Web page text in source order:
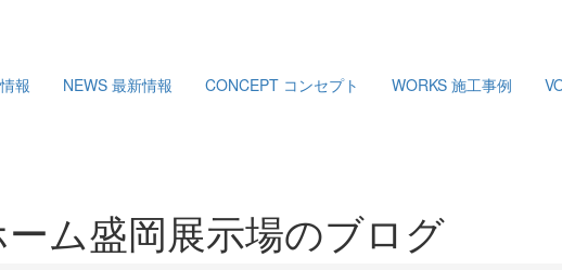
報 NEWS 最新情報 CONCEPT コンセプト WORKS 施工事例
ム盛岡展示場のブログ